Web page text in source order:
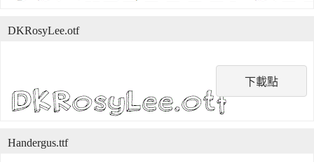
下載點
DKRosyLee.otf
Handergus.ttf